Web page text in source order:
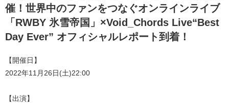
催！世界中のファンをつなぐオンラインライブ
「RWBY 氷雪帝国」×Void_Chords Live“Best
Day Ever” オフィシャルレポート到着！
【開催日】
2022年11月26日(土)22:00
【出演】